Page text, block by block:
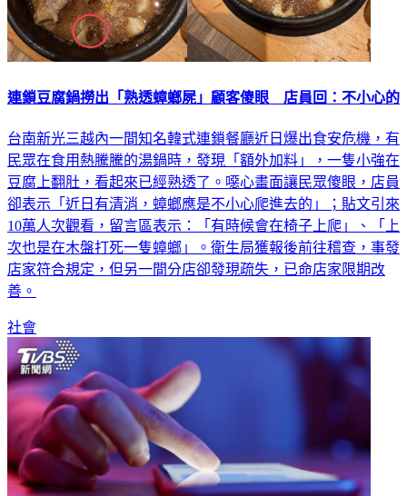
連鎖豆腐鍋撈出「熟透蟑螂屍」顧客傻眼 店員回：不小心的
台南新光三越內一間知名韓式連鎖餐廳近日爆出食安危機，有
民眾在食用熱騰騰的湯鍋時，發現「額外加料」，一隻小強在
豆腐上翻肚，看起來已經熟透了。噁心畫面讓民眾傻眼，店員
卻表示「近日有清消，蟑螂應是不小心爬進去的」；貼文引來
10萬人次觀看，留言區表示：「有時候會在椅子上爬」、「上
次也是在木盤打死一隻蟑螂」。衛生局獲報後前往稽查，事發
店家符合規定，但另一間分店卻發現疏失，已命店家限期改
善。
社會